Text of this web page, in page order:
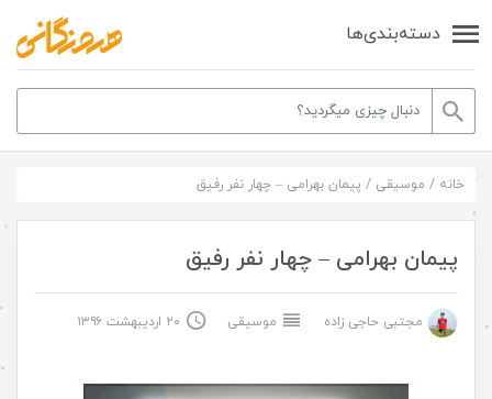
دسته‌بندی‌ها
خانه / موسیقی / پیمان بهرامی – چهار نفر رفیق
پیمان بهرامی – چهار نفر رفیق
مجتبی حاجی زاده موسیقی ۲۰ اردیبهشت ۱۳۹۶